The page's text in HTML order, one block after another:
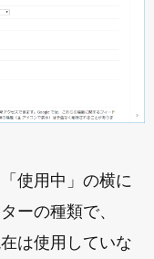
使用中」の横に
ーの種類で、
は使用していな